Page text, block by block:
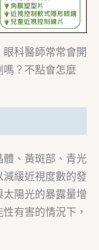
科醫師常常會開
？不點會怎麼
體、黃斑部、青光
緩近視度數的發
陽光的暴露量增
有害的情況下，